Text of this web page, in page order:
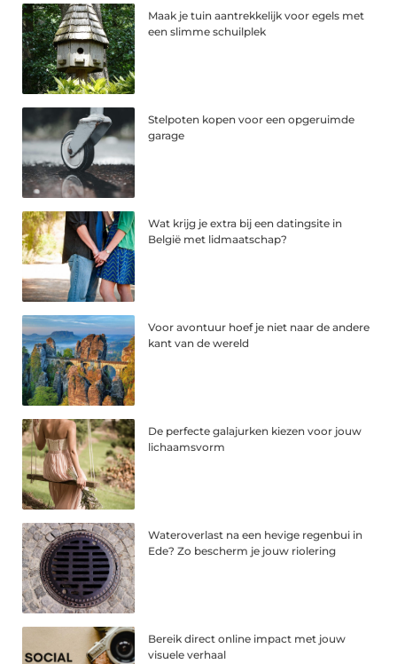
Maak je tuin aantrekkelijk voor egels met
een slimme schuilplek
Stelpoten kopen voor een opgeruimde
garage
Wat krijg je extra bij een datingsite in
België met lidmaatschap?
Voor avontuur hoef je niet naar de andere
kant van de wereld
De perfecte galajurken kiezen voor jouw
lichaamsvorm
Wateroverlast na een hevige regenbui in
Ede? Zo bescherm je jouw riolering
Bereik direct online impact met jouw
visuele verhaal